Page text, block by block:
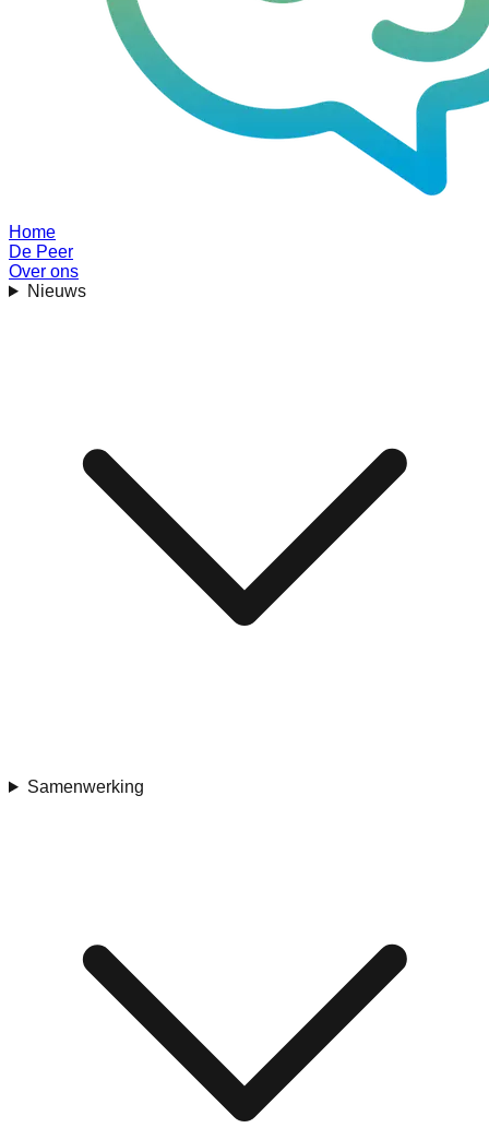
Home
De Peer
Over ons
Nieuws
Samenwerking